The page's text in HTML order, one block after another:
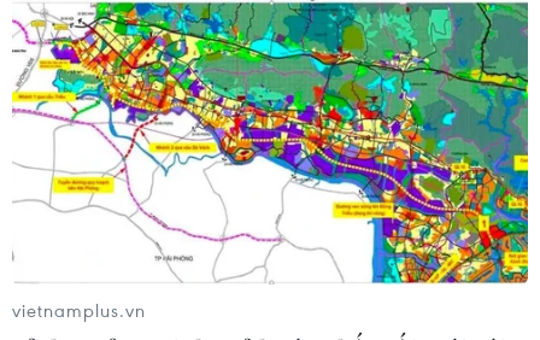
Động đất tại Nhật Bản: Chưa ghi
nhận thông tin công dân Việt Nam bị
thương vong
28/07/2026 22:51
Động đất tại Nhật Bản: Cộng đồng
người Việt vẫn an toàn
vietnamplus.vn